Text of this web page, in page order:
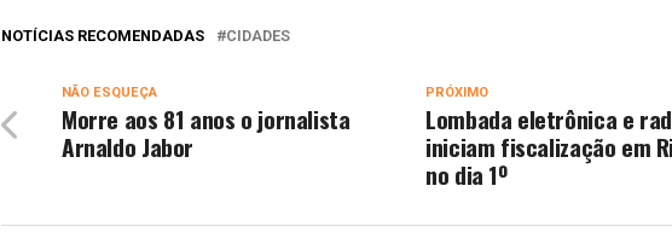
NOTÍCIAS RECOMENDADAS CIDADES
PRÓXIMO
Lombada eletrônica e
iniciam fiscalização em
no dia 1º
NÃO ESQUEÇA
Morre aos 81 anos o jornalista
Arnaldo Jabor